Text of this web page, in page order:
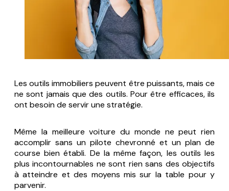
Les outils immobiliers peuvent être puissants, mais ce
ne sont jamais que des outils. Pour être efficaces, ils
ont besoin de servir une stratégie.
Même la meilleure voiture du monde ne peut rien
accomplir sans un pilote chevronné et un plan de
course bien établi. De la même façon, les outils les
plus incontournables ne sont rien sans des objectifs
à atteindre et des moyens mis sur la table pour y
parvenir.